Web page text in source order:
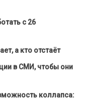
с 26
а кто отстаёт
в СМИ, чтобы они
коллапса: